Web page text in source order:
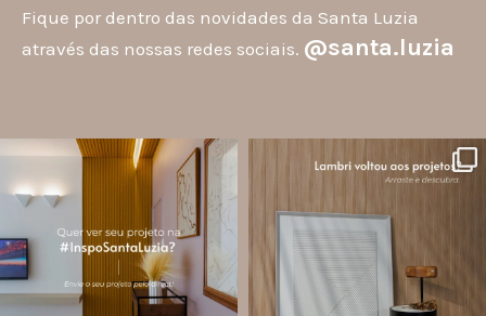
Fique por dentro das novidades da Santa Luzia
através das nossas redes sociais. @santa.luzia
santa.luzia
A #InspoSantaLuzia é um espaço
criado para divulgar projetos que
utilizam produtos Santa Luzia e
valorizar o trabalho de arquitetos,
designers de...
Jul 28
12 0
O lambri é um revestimento versátil
painéis decorativos e diversas
composições para valorizar o
Jul 27
82 8